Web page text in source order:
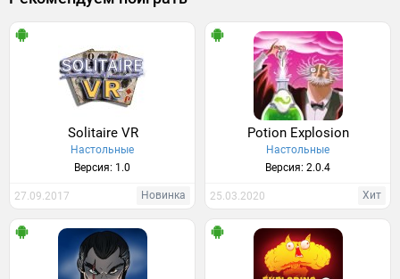
Solitaire VR
Настольные
Версия: 1.0
27.09.2017 Новинка
Potion Explosion
Настольные
Версия: 2.0.4
25.03.2020 Хит